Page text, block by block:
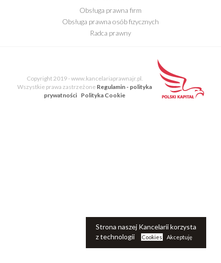
Obsługa prawna firm
Obsługa prawna osób fizycznych
Radca prawny
Copyright 2019 - www.kancelariaprawnajr.pl.
Wszystkie prawa zastrzeżone Regulamin - polityka
prywatności Polityka Cookie
Strona naszej Kancelarii korzysta
z technologii
Cookies Akceptuję